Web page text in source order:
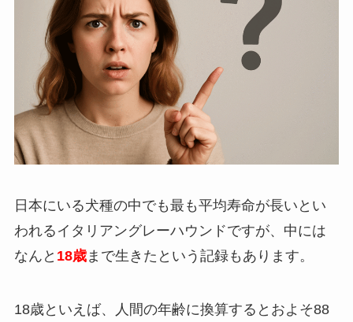
日本にいる犬種の中でも最も平均寿命が長いとい
われるイタリアングレーハウンドですが、中には
なんと 18歳まで生きたという記録もあります。
18歳といえば、人間の年齢に換算するとおよそ88